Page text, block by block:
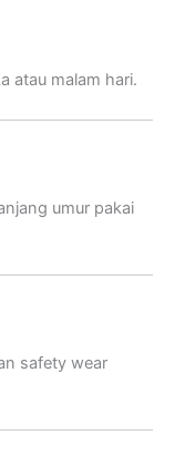
atau malam hari.
umur pakai
safety wear